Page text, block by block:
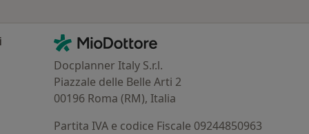
Contatti
MioDottore - Homepage
Docplanner Italy S.r.l.
Piazzale delle Belle Arti 2
00196 Roma (RM), Italia
Partita IVA e codice Fiscale 09244850963